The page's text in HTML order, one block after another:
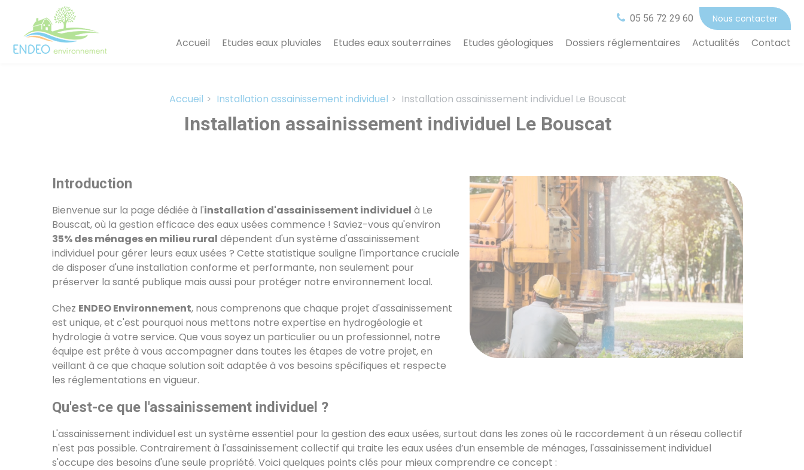
05 56 72 29 60 Nous contacter
Accueil Etudes eaux pluviales Etudes eaux souterraines Etudes géologiques Dossiers réglementaires Actualités Contact
Accueil Installation assainissement individuel Installation assainissement individuel Le Bouscat
Installation assainissement individuel Le Bouscat
Introduction
Bienvenue sur la page dédiée à l'installation d'assainissement individuel à Le
Bouscat, où la gestion efficace des eaux usées commence ! Saviez-vous qu'environ
35% des ménages en milieu rural dépendent d'un système d'assainissement
individuel pour gérer leurs eaux usées ? Cette statistique souligne l'importance cruciale
de disposer d'une installation conforme et performante, non seulement pour
préserver la santé publique mais aussi pour protéger notre environnement local.
Chez ENDEO Environnement, nous comprenons que chaque projet d'assainissement
est unique, et c'est pourquoi nous mettons notre expertise en hydrogéologie et
hydrologie à votre service. Que vous soyez un particulier ou un professionnel, notre
équipe est prête à vous accompagner dans toutes les étapes de votre projet, en
veillant à ce que chaque solution soit adaptée à vos besoins spécifiques et respecte
les réglementations en vigueur.
Qu'est-ce que l'assainissement individuel ?
L'assainissement individuel est un système essentiel pour la gestion des eaux usées, surtout dans les zones où le raccordement à un réseau collectif
n'est pas possible. Contrairement à l'assainissement collectif qui traite les eaux usées d’un ensemble de ménages, l'assainissement individuel
s'occupe des besoins d'une seule propriété. Voici quelques points clés pour mieux comprendre ce concept :
Panneau de gestion des cookies